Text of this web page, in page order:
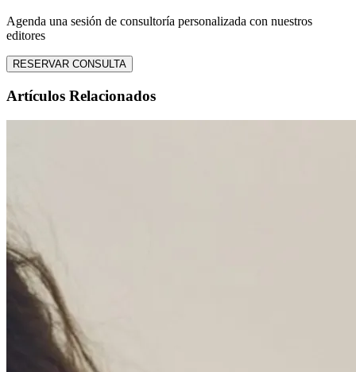
Agenda una sesión de consultoría personalizada con nuestros
editores
RESERVAR CONSULTA
Artículos Relacionados